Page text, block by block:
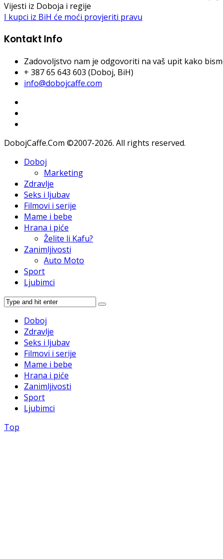
Vijesti iz Doboja i regije
I kupci iz BiH će moći provjeriti pravu
Kontakt Info
Zadovoljstvo nam je odgovoriti na vaš upit kako
+ 387 65 643 603 (Doboj, BiH)
info@dobojcaffe.com
DobojCaffe.Com ©2007-2026. All rights reserved.
Doboj
Marketing
Zdravlje
Seks i ljubav
Filmovi i serije
Mame i bebe
Hrana i piće
Želite li Kafu?
Zanimljivosti
Auto Moto
Sport
Ljubimci
Doboj
Zdravlje
Seks i ljubav
Filmovi i serije
Mame i bebe
Hrana i piće
Zanimljivosti
Sport
Ljubimci
Top